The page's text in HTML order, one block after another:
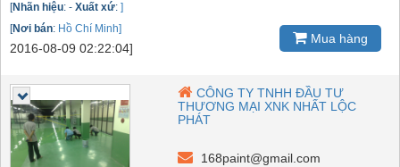
[Nhãn hiệu: - Xuất xứ: ]
[Nơi bán: Hồ Chí Minh]
2016-08-09 02:22:04]
Mua hàng
CÔNG TY TNHH ĐẦU TƯ
THƯƠNG MẠI XNK NHẤT LỘC
PHÁT
168paint@gmail.com